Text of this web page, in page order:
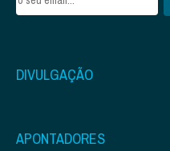
DIVULGAÇÃO
APONTADORES